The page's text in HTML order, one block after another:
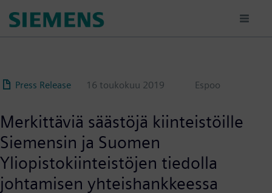
pääsisältöön
Press Release 16 toukokuu 2019 Espoo
Merkittäviä säästöjä kiinteistöille
Siemensin ja Suomen
Yliopistokiinteistöjen tiedolla
johtamisen yhteishankkeessa